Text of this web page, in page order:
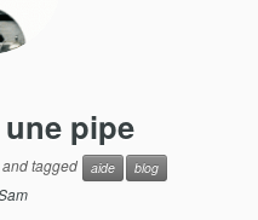
une pipe
and tagged aide
blog